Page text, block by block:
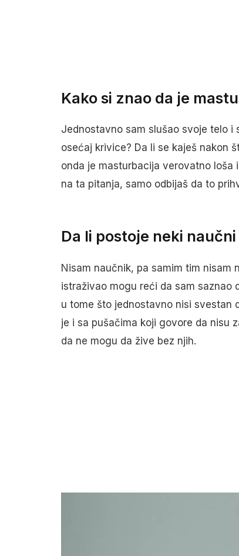
Kako si znao da je
Jednostavno sam slušao svoje telo i
osećaj krivice? Da li se kaješ nakon
onda je masturbacija verovatno
na ta pitanja, samo odbijaš da to
Da li postoje neki
Nisam naučnik, pa samim tim nisam
istraživao mogu reći da sam saznao
u tome što jednostavno nisi svestan
je i sa pušačima koji govore da nisu
da ne mogu da žive bez njih.